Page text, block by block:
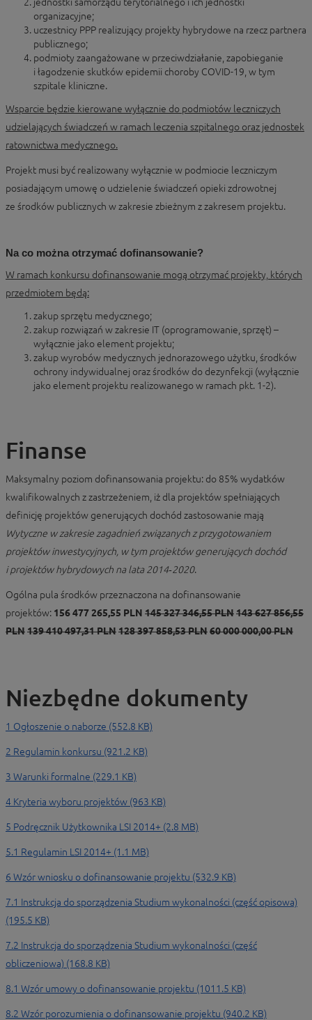
organizacyjne;
uczestnicy PPP realizujący projekty hybrydowe na rzecz partnera
publicznego;
podmioty zaangażowane w przeciwdziałanie, zapobieganie
i łagodzenie skutków epidemii choroby COVID-19, w tym
szpitale kliniczne.
Wsparcie będzie kierowane wyłącznie do podmiotów leczniczych
udzielających świadczeń w ramach leczenia szpitalnego oraz jednostek
ratownictwa medycznego.
Projekt musi być realizowany wyłącznie w podmiocie leczniczym
posiadającym umowę o udzielenie świadczeń opieki zdrowotnej
ze środków publicznych w zakresie zbieżnym z zakresem projektu.
Na co można otrzymać dofinansowanie?
W ramach konkursu dofinansowanie mogą otrzymać projekty, których
przedmiotem będą:
zakup sprzętu medycznego;
zakup rozwiązań w zakresie IT (oprogramowanie, sprzęt) –
wyłącznie jako element projektu;
zakup wyrobów medycznych jednorazowego użytku, środków
ochrony indywidualnej oraz środków do dezynfekcji (wyłącznie
jako element projektu realizowanego w ramach pkt. 1-2).
Finanse
Maksymalny poziom dofinansowania projektu: do 85% wydatków
kwalifikowalnych z zastrzeżeniem, iż dla projektów spełniających
definicję projektów generujących dochód zastosowanie mają
Wytyczne w zakresie zagadnień związanych z przygotowaniem
projektów inwestycyjnych, w tym projektów generujących dochód
i projektów hybrydowych na lata 2014‑2020.
Ogólna pula środków przeznaczona na dofinansowanie
projektów: 156 477 265,55 PLN 145 327 346,55 PLN143 627 856,55
PLN139 410 497,31PLN128 397 858,53PLN60 000 000,00 PLN
Niezbędne dokumenty
1 Ogłoszenie o naborze (552.8 KB)
2 Regulamin konkursu (921.2 KB)
3 Warunki formalne (229.1 KB)
4 Kryteria wyboru projektów (963 KB)
5 Podręcznik Użytkownika LSI 2014+ (2.8 MB)
5.1 Regulamin LSI 2014+ (1.1 MB)
6 Wzór wniosku o dofinansowanie projektu (532.9 KB)
7.1 Instrukcja do sporządzenia Studium wykonalności (część opisowa)
(195.5 KB)
7.2 Instrukcja do sporządzenia Studium wykonalności (część
obliczeniowa) (168.8 KB)
8.1 Wzór umowy o dofinansowanie projektu (1011.5 KB)
8.2 Wzór porozumienia o dofinansowanie projektu (940.2 KB)